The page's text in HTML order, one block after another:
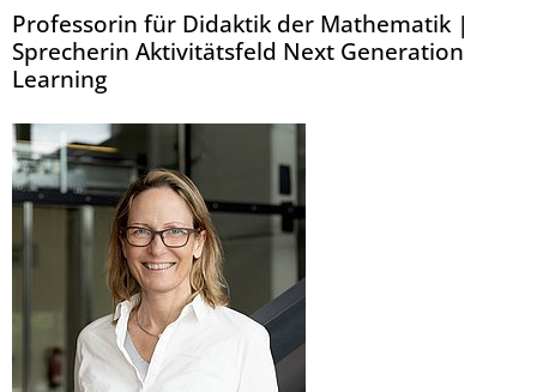
Professorin für Didaktik der Mathematik |
Sprecherin Aktivitätsfeld Next Generation
Learning